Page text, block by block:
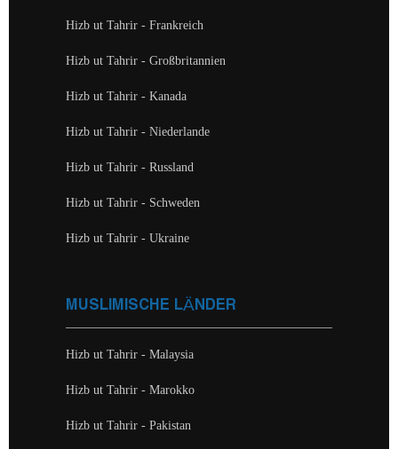
Hizb ut Tahrir - Frankreich
Hizb ut Tahrir - Großbritannien
Hizb ut Tahrir - Kanada
Hizb ut Tahrir - Niederlande
Hizb ut Tahrir - Russland
Hizb ut Tahrir - Schweden
Hizb ut Tahrir - Ukraine
MUSLIMISCHE LÄNDER
Hizb ut Tahrir - Malaysia
Hizb ut Tahrir - Marokko
Hizb ut Tahrir - Pakistan